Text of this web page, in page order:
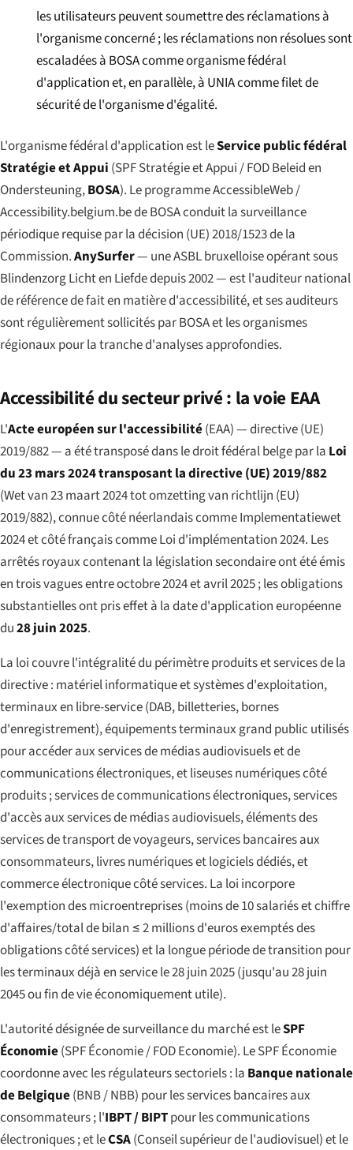
les utilisateurs peuvent soumettre des réclamations à
l'organisme concerné ; les réclamations non résolues sont
escaladées à BOSA comme organisme fédéral
d'application et, en parallèle, à UNIA comme filet de
sécurité de l'organisme d'égalité.
L'organisme fédéral d'application est leService public fédéral
Stratégie et Appui (SPF Stratégie et Appui/FOD Beleid en
Ondersteuning,BOSA). Le programme AccessibleWeb /
Accessibility.belgium.be de BOSA conduit la surveillance
périodique requise par la décision (UE) 2018/1523 de la
Commission.AnySurfer— une ASBL bruxelloise opérant sous
Blindenzorg Licht en Liefde depuis 2002 — est l'auditeur national
de référence de fait en matière d'accessibilité, et ses auditeurs
sont régulièrement sollicités par BOSA et les organismes
régionaux pour la tranche d'analyses approfondies.
Accessibilité du secteur privé : la voie EAA
L'Acte européen sur l'accessibilité(EAA) — directive (UE)
2019/882 — a été transposé dans le droit fédéral belge par la Loi
du 23 mars 2024 transposant la directive (UE) 2019/882
(Wet van 23 maart 2024 tot omzetting van richtlijn (EU)
2019/882), connue côté néerlandais commeImplementatiewet
2024et côté français commeLoi d'implémentation 2024. Les
arrêtés royaux contenant la législation secondaire ont été émis
en trois vagues entre octobre 2024 et avril 2025 ; les obligations
substantielles ont pris effet à la date d'application européenne
du28 juin 2025.
La loi couvre l'intégralité du périmètre produits et services de la
directive : matériel informatique et systèmes d'exploitation,
terminaux en libre-service (DAB, billetteries, bornes
d'enregistrement), équipements terminaux grand public utilisés
pour accéder aux services de médias audiovisuels et de
communications électroniques, et liseuses numériques côté
produits ; services de communications électroniques, services
d'accès aux services de médias audiovisuels, éléments des
services de transport de voyageurs, services bancaires aux
consommateurs, livres numériques et logiciels dédiés, et
commerce électronique côté services. La loi incorpore
l'exemption des microentreprises (moins de 10 salariés et chiffre
d'affaires/total de bilan ≤ 2 millions d'euros exemptés des
obligations côté services) et la longue période de transition pour
les terminaux déjà en service le 28 juin 2025 (jusqu'au 28 juin
2045 ou fin de vie économiquement utile).
L'autorité désignée de surveillance du marché est leSPF
Économie(SPF Économie/FOD Economie). Le SPF Économie
coordonne avec les régulateurs sectoriels : la Banque nationale
de Belgique(BNB / NBB) pour les services bancaires aux
consommateurs ; l'IBPT / BIPTpour les communications
électroniques ; et leCSA(Conseil supérieur de l'audiovisuel) et le